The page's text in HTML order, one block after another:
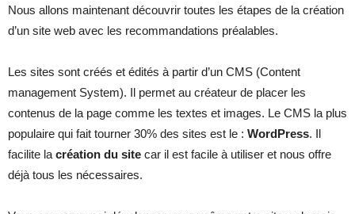
Nous allons maintenant découvrir toutes les étapes de la création
d’un site web avec les recommandations préalables.
Les sites sont créés et édités à partir d’un CMS (Content
management System). Il permet au créateur de placer les
contenus de la page comme les textes et images. Le CMS la plus
populaire qui fait tourner 30% des sites est le : WordPress. Il
facilite la création du site car il est facile à utiliser et nous offre
déjà tous les nécessaires.